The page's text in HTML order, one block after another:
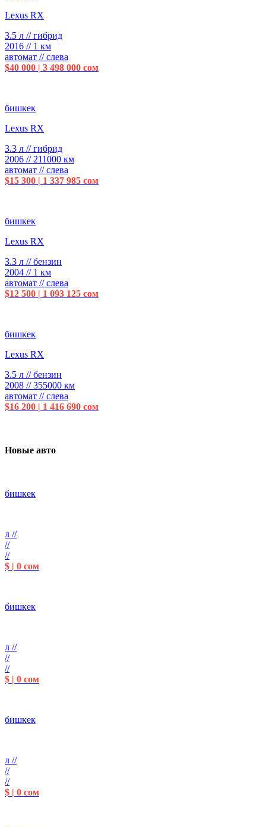
Lexus RX
3.5 л // гибрид
2016 // 1 км
автомат // слева
$40 000 | 3 498 000 сом
бишкек
Lexus RX
3.3 л // гибрид
2006 // 211000 км
автомат // слева
$15 300 | 1 337 985 сом
бишкек
Lexus RX
3.3 л // бензин
2004 // 1 км
автомат // слева
$12 500 | 1 093 125 сом
бишкек
Lexus RX
3.5 л // бензин
2008 // 355000 км
автомат // слева
$16 200 | 1 416 690 сом
Новые авто
бишкек
л //
//
//
$ | 0 сом
бишкек
л //
//
//
$ | 0 сом
бишкек
л //
//
//
$ | 0 сом